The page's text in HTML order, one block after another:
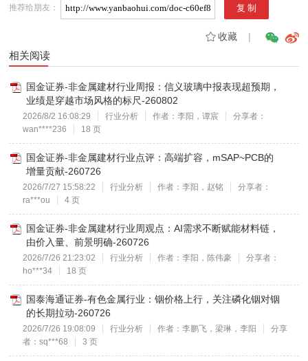
推荐给朋友：
收藏|
相关阅读
国金证券-非金属建材行业周报：信义玻璃中报表现超预期，
业绩是穿越市场风格的标尺-260802
2026/8/2 16:08:29 行业分析 作者：李阳，谭宸
分享者：
wan****236
18 页
国金证券-非金属建材行业点评：高端扩容，mSAP~PCB的
增量贡献-260726
2026/7/27 15:58:22 行业分析 作者：李阳，赵铭
分享者：
ra***ou
4 页
国金证券-非金属建材行业周观点：AI需求不断赋能材料链，
由价入量、前景明确-260726
2026/7/26 21:23:02 行业分析 作者：李阳，陈伟豪
分享者：
ho***34
18 页
国泰海通证券-有色金属行业：铟价格上行，关注磷化铟对铟
的长期拉动-260726
2026/7/26 19:08:09 行业分析 作者：李鹏飞，梁琳，李阳
分享
者：sq***68
3 页